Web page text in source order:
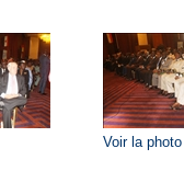
Voir la photo